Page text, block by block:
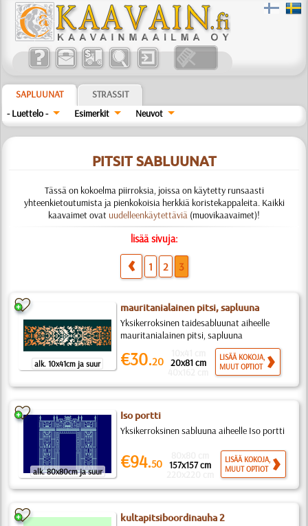
SAPLUUNAT
STRASSIT
- Luettelo -
Esimerkit Neuvot
PITSIT SABLUUNAT
Tässä on kokoelma piirroksia, joissa on käytetty runsaasti
yhteenkietoutumista ja pienkokoisia herkkiä koristekappaleita. Kaikki
kaavaimet ovat uudelleenkäytettäviä (muovikaavaimet)!
lisää sivuja:
1 2 3
alk. 10x41cm ja suur
mauritanialainen pitsi, sapluuna
Yksikerroksinen taidesabluunat aiheelle
mauritanialainen pitsi, sapluuna
€30.20 20x81 cm
LISÄÄ KOKOJA,
MUUT OPTIOT
alk. 80x80cm ja suur
Iso portti
Yksikerroksinen sabluuna aiheelle Iso portti
€94.50 157x157 cm
LISÄÄ KOKOJA,
MUUT OPTIOT
kultapitsiboordinauha 2